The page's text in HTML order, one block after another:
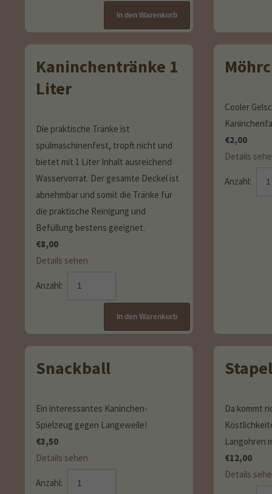
Kaninchentränke 1
Liter
Die praktische Tränke ist
spülmaschinenfest, tropft nicht und
bietet mit 1 Liter Inhalt ausreichend
Wasservorrat. Der gesamte Deckel ist
abnehmbar und somit die Tränke für
die praktische Reinigung und
Befüllung bestens geeignet.
€8,00
Details sehen
Anzahl:
Cooler
€2,00
Details
Anzahl:
Snackball
Ein interessantes Kaninchen-
Spielzeug gegen Langeweile!
€3,50
Details sehen
Anzahl:
Da kommt
Langohren
€12,00
Details